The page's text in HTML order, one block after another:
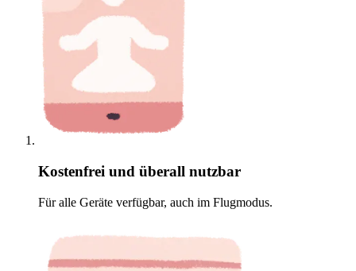
Kostenfrei und überall nutzbar
Für alle Geräte verfügbar, auch im Flugmodus.